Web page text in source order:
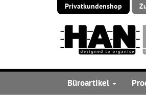
Privatkundenshop
Büroartikel